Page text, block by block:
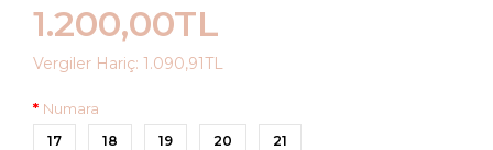
1.200,00TL
Vergiler Hariç: 1.090,91TL
Numara
17 18 19 20 21